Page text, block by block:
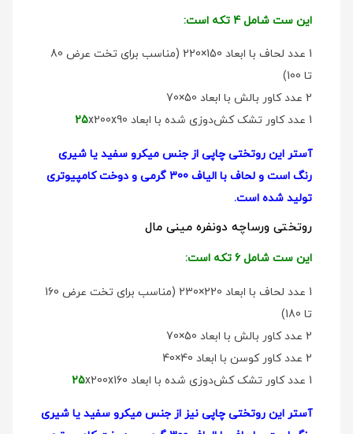
این ست شامل 4 تکه است:
1 عدد لحاف با ابعاد 150×220 (مناسب برای تخت عرض 80
تا 100)
2 عدد کاور بالش با ابعاد 50×70
1 عدد کاور تشک کش‌دوزی شده با ابعاد
25x200x90
آستر این روتختی چاپی از جنس میکرو سفید یا شیری
رنگ است و لحاف با الیاف 300 گرمی و دوخت کامپیوتری
تولید شده است.
روتختی ورساچه دو‌نفره مینی مال
این ست شامل 6 تکه است:
1 عدد لحاف با ابعاد 220×230 (مناسب برای تخت عرض 160
تا 180)
2 عدد کاور بالش با ابعاد 50×70
2 عدد کاور کوسن با ابعاد 40×40
1 عدد کاور تشک کش‌دوزی شده با ابعاد
25x200x160
آستر این روتختی چاپی نیز از جنس میکرو سفید یا شیری